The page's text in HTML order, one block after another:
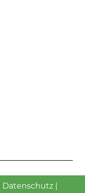
Datenschutz|